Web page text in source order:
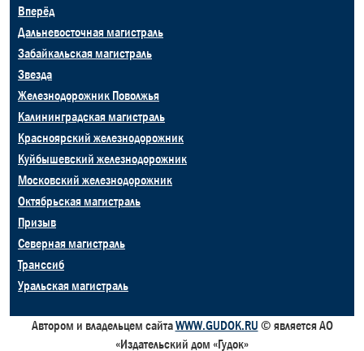
Вперёд
Дальневосточная магистраль
Забайкальская магистраль
Звезда
Железнодорожник Поволжья
Калининградская магистраль
Красноярский железнодорожник
Куйбышевский железнодорожник
Московский железнодорожник
Октябрьская магистраль
Призыв
Северная магистраль
Транссиб
Уральская магистраль
Автором и владельцем сайтаWWW.GUDOK.RU © является АО
«Издательский дом «Гудок»